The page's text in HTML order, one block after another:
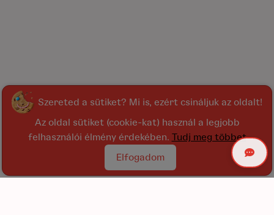
Szereted a sütiket? Mi is, ezért csináljuk az oldalt!
Az oldal sütiket (cookie-kat) használ a legjobb
felhasználói élmény érdekében. Tudj meg többet
Elfogadom